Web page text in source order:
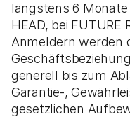
längstens 6
HEAD, bei FUTURE
Anmeldern werden
generell bis zum
Garantie-,
gesetzlichen